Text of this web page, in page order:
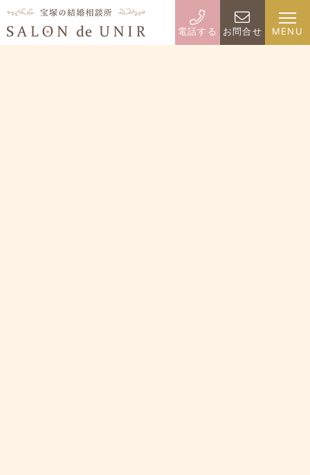
電話する お問合せ